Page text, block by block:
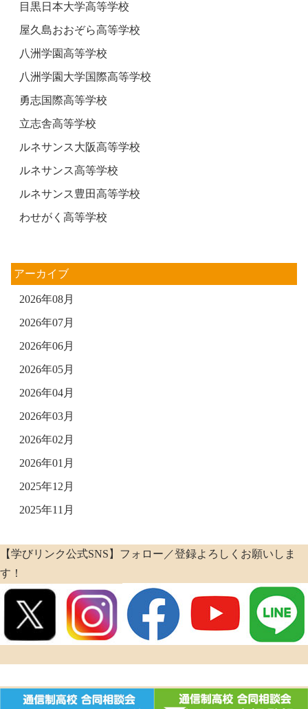
目黒日本大学高等学校
屋久島おおぞら高等学校
八洲学園高等学校
八洲学園大学国際高等学校
勇志国際高等学校
立志舎高等学校
ルネサンス大阪高等学校
ルネサンス高等学校
ルネサンス豊田高等学校
わせがく高等学校
アーカイブ
2026年08月
2026年07月
2026年06月
2026年05月
2026年04月
2026年03月
2026年02月
2026年01月
2025年12月
2025年11月
【学びリンク公式SNS】フォロー／登録よろしくお願いしま
す！